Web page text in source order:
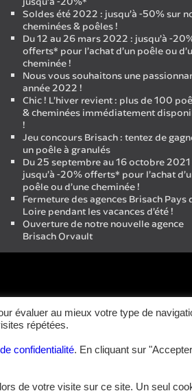
Soldes été 2022 : jusqu’à -50% sur
cheminées & poêles !
Du 12 au 26 mars 2022 : jusqu’à -
offerts* pour l’achat d’un poêle ou
cheminée !
Nous vous souhaitons une
année 2022 !
Chic ! L’hiver revient : plus de 100
& cheminées immédiatement
!
Jeu concours Brisach : tentez de
un poêle à granulés
Du 25 septembre au 16 octobre 2021
jusqu’à -20% offerts* pour l’achat
poêle ou d’une cheminée !
Fermeture des agences Brisach Pays
Loire pendant les vacances d’été !
Ouverture de notre nouvelle agence
Brisach Orvault
évaluer au mieux votre type de
répétées.
confidentialité. En cliquant sur
de votre visite sur ce site. Un seul